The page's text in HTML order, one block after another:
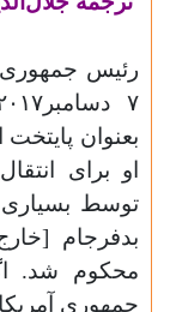
رئیس جمهوری
۷ دسامبر۲۰۱۷؛ «بیت‌المقدس»
بعنوان
او برای
توسط بسیاری
بدفرجام
محکوم شد.
جمهوری